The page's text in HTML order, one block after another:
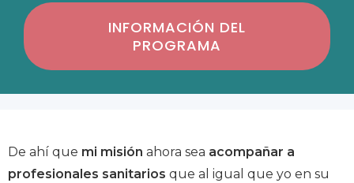
INFORMACIÓN DEL
PROGRAMA
De ahí que mi misión ahora sea acompañar a
profesionales sanitarios que al igual que yo en su